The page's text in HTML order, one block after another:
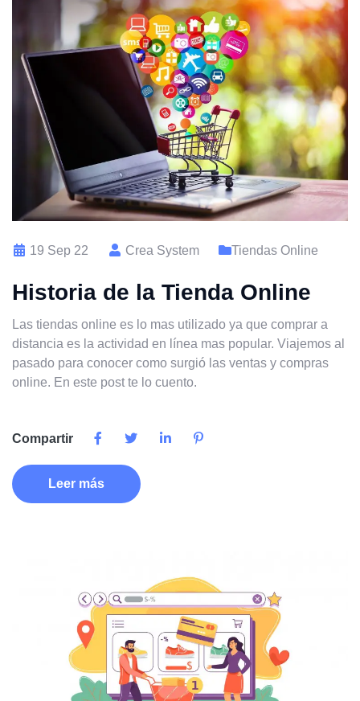
19 Sep 22 Crea System Tiendas Online
Historia de la Tienda Online
Las tiendas online es lo mas utilizado ya que comprar a
distancia es la actividad en línea mas popular. Viajemos al
pasado para conocer como surgió las ventas y compras
online. En este post te lo cuento.
Compartir
Leer más